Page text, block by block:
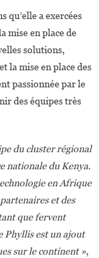
qu’elle a exercées
mise en place de
solutions,
la mise en place des
passionnée par le
des équipes très
du cluster régional
nationale du Kenya.
en Afrique
et des
que fervent
Phyllis est un ajout
sur le continent »,